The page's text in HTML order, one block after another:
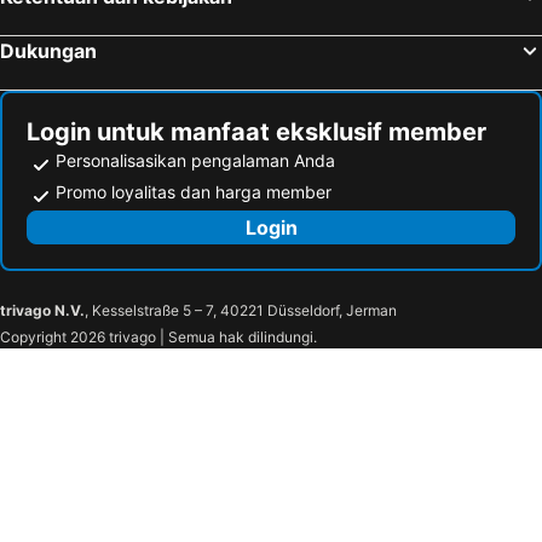
Dukungan
Login untuk manfaat eksklusif member
Personalisasikan pengalaman Anda
Promo loyalitas dan harga member
Login
trivago N.V., Kesselstraße 5 – 7, 40221 Düsseldorf, Jerman
Copyright 2026 trivago | Semua hak dilindungi.